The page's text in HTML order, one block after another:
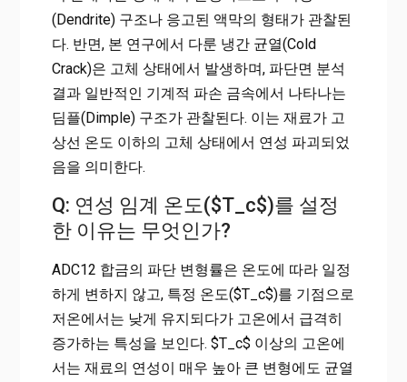
(Dendrite) 구조나 응고된 액막의 형태가 관찰된
다. 반면, 본 연구에서 다룬 냉간 균열(Cold
Crack)은 고체 상태에서 발생하며, 파단면 분석
결과 일반적인 기계적 파손 금속에서 나타나는
딤플(Dimple) 구조가 관찰된다. 이는 재료가 고
상선 온도 이하의 고체 상태에서 연성 파괴되었
음을 의미한다.
Q: 연성 임계 온도($T_c$)를 설정
한 이유는 무엇인가?
ADC12 합금의 파단 변형률은 온도에 따라 일정
하게 변하지 않고, 특정 온도($T_c$)를 기점으로
저온에서는 낮게 유지되다가 고온에서 급격히
증가하는 특성을 보인다. $T_c$ 이상의 고온에
서는 재료의 연성이 매우 높아 큰 변형에도 균열